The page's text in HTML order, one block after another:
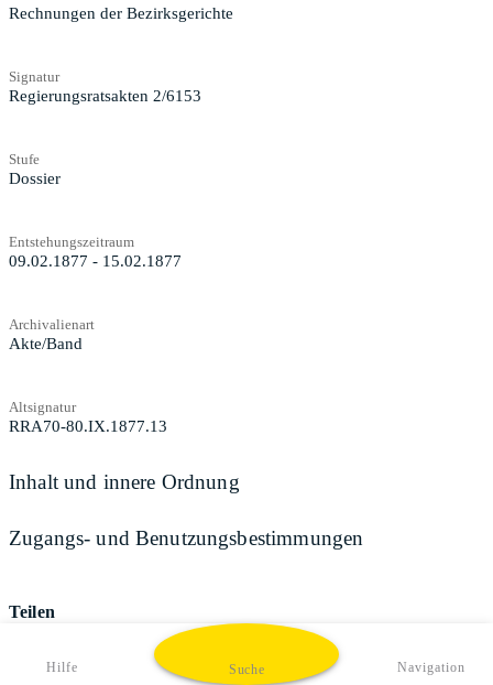
Rechnungen der Bezirksgerichte
Signatur
Regierungsratsakten 2/6153
Stufe
Dossier
Entstehungszeitraum
09.02.1877 - 15.02.1877
Archivalienart
Akte/Band
Altsignatur
RRA70-80.IX.1877.13
Inhalt und innere Ordnung
Zugangs- und Benutzungsbestimmungen
Teilen
Hilfe Suche Navigation